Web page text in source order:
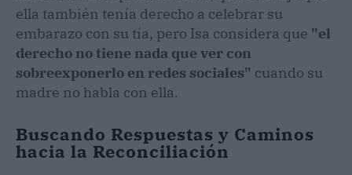
ella también tenía derecho a celebrar su
embarazo con su tía, pero Isa considera que "el
derecho no tiene nada que ver con
sobreexponerlo en redes sociales" cuando su
madre no habla con ella.
Buscando Respuestas y Caminos
hacia la Reconciliación